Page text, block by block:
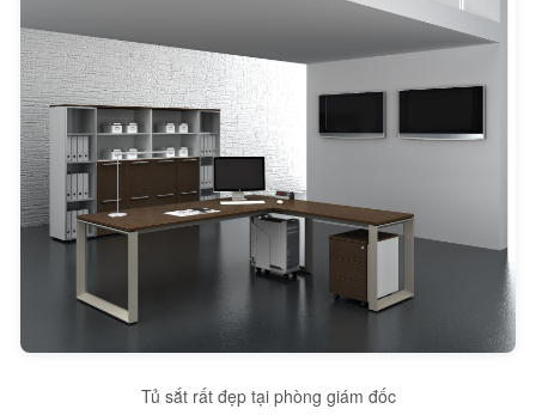
Tủ sắt rất đẹp tại phòng giám đốc